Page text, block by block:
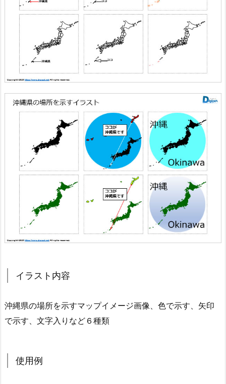
イラスト内容
沖縄県の場所を示すマップイメージ画像、色で示す、矢印
で示す、文字入りなど６種類
使用例